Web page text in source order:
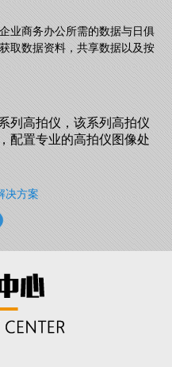
业商务办公所需的数据与日俱
取数据资料，共享数据以及按
列高拍仪，该系列高拍仪
配置专业的高拍仪图像处
决方案